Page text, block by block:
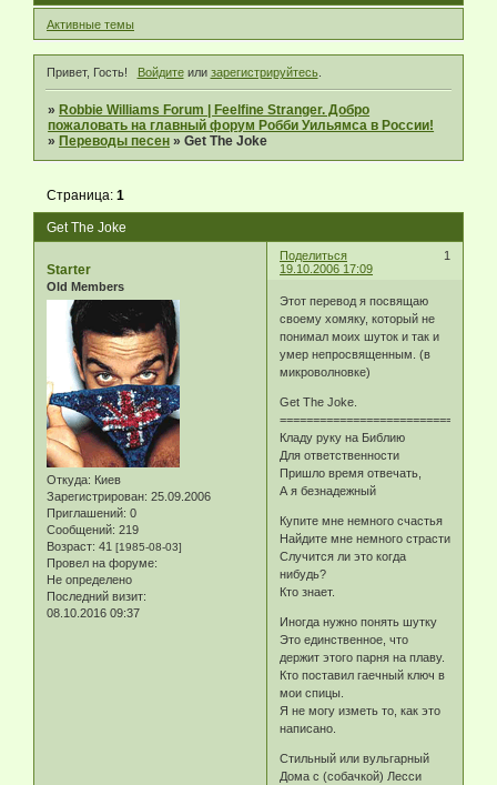
Активные темы
Привет, Гость! Войдитеили зарегистрируйтесь.
» Robbie Williams Forum | Feelfine Stranger. Добро
пожаловать на главный форум Робби Уильямса в России!
» Переводы песен »Get The Joke
Get The Joke
Страница:1
Поделиться
1
19.10.2006 17:09
Starter
Old Members
Откуда: Киев
Зарегистрирован: 25.09.2006
Приглашений: 0
Сообщений: 219
Возраст: 41 [1985-08-03]
Провел на форуме:
Не определено
Последний визит:
08.10.2016 09:37
Этот перевод я посвящаю
своему хомяку, который не
понимал моих шуток и так и
умер непросвященным. (в
микроволновке)
Get The Joke.
============================
Кладу руку на Библию
Для ответственности
Пришло время отвечать,
А я безнадежный
Купите мне немного счастья
Найдите мне немного страсти
Случится ли это когда
нибудь?
Кто знает.
Иногда нужно понять шутку
Это единственное, что
держит этого парня на плаву.
Кто поставил гаечный ключ в
мои спицы.
Я не могу изметь то, как это
написано.
Стильный или вульгарный
Дома с (собачкой) Лесси